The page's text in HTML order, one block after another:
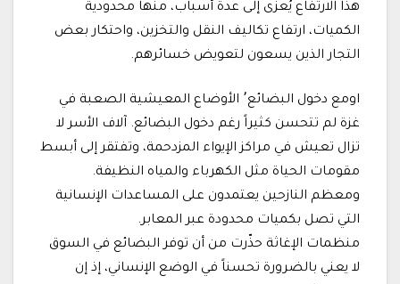
هذا الارتفاع يُعزى إلى عدة أسباب، منها محدودية
الكميات، ارتفاع تكاليف النقل والتخزين، واحتكار بعض
التجار الذين يسعون لتعويض خسائرهم.
اومع دخول البضائع٬ الأوضاع المعيشية الصعبة في
غزة لم تتحسن كثيراً رغم دخول البضائع. آلاف الأسر لا
تزال تعيش في مراكز الإيواء المزدحمة، وتفتقر إلى أبسط
مقومات الحياة مثل الكهرباء والمياه النظيفة.
ومعظم النازحين يعتمدون على المساعدات الإنسانية
التي تصل بكميات محدودة عبر المعابر.
منظمات الإغاثة حذّرت من أن توفر البضائع في السوق
لا يعني بالضرورة تحسناً في الوضع الإنساني، إذ إن